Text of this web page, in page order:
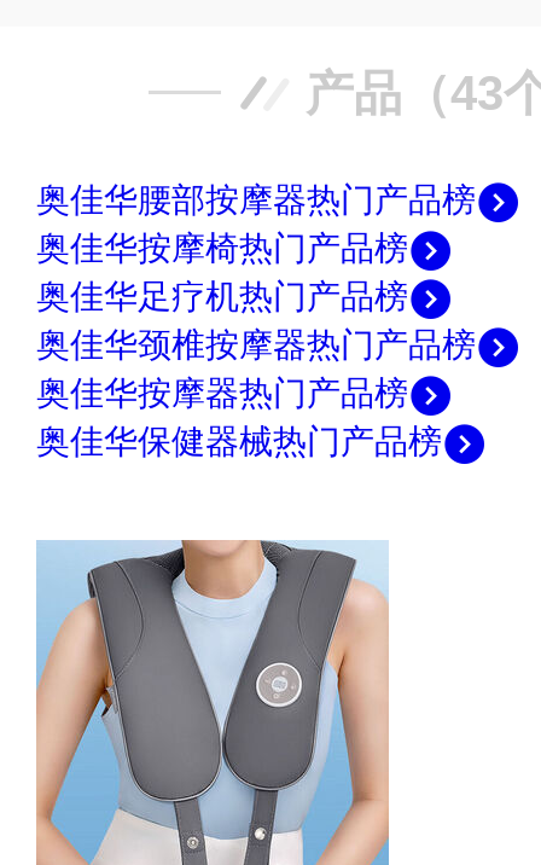
产品（43
奥佳华腰部按摩器热门产品榜
奥佳华按摩椅热门产品榜
奥佳华足疗机热门产品榜
奥佳华颈椎按摩器热门产品榜
奥佳华按摩器热门产品榜
奥佳华保健器械热门产品榜